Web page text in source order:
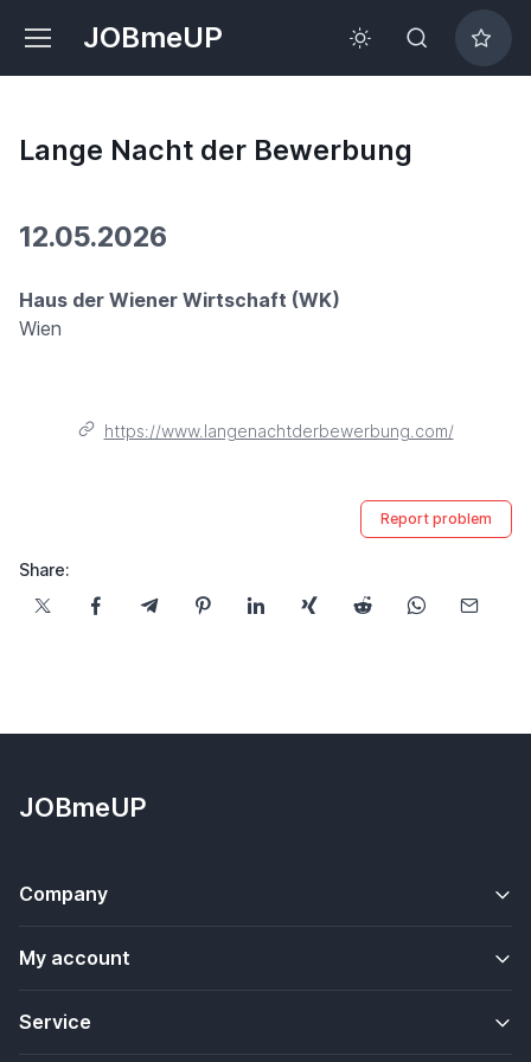
JOBmeUP
Lange Nacht der Bewerbung
12.05.2026
Haus der Wiener Wirtschaft (WK)
Wien
https://www.langenachtderbewerbung.com/
Report problem
Share:
JOBmeUP
Company
My account
Service